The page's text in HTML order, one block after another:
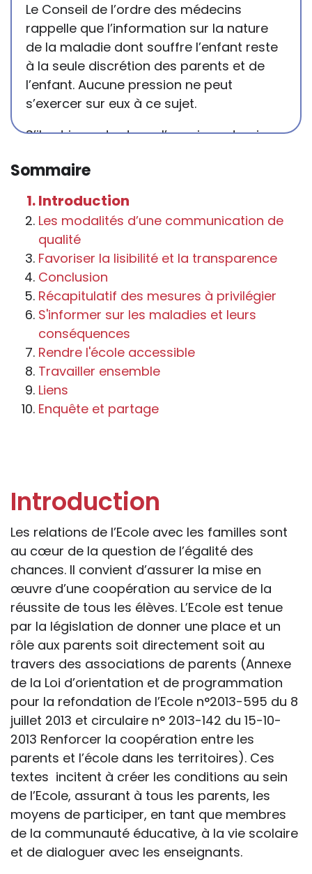
Introduction
Les relations de l’Ecole avec les familles sont
au cœur de la question de l’égalité des
chances. Il convient d’assurer la mise en
œuvre d’une coopération au service de la
réussite de tous les élèves. L’Ecole est tenue
par la législation de donner une place et un
rôle aux parents soit directement soit au
travers des associations de parents (Annexe
de la Loi d’orientation et de programmation
pour la refondation de l’Ecole n°2013-595 du 8
juillet 2013 et circulaire n° 2013-142 du 15-10-
2013 Renforcer la coopération entre les
parents et l’école dans les territoires). Ces
textes incitent à créer les conditions au sein
de l’Ecole, assurant à tous les parents, les
moyens de participer, en tant que membres
de la communauté éducative, à la vie scolaire
et de dialoguer avec les enseignants.
Le Conseil de l’ordre des médecins
rappelle que l’information sur la nature
de la maladie dont souffre l’enfant reste
à la seule discrétion des parents et de
l’enfant. Aucune pression ne peut
s’exercer sur eux à ce sujet.
S’il est important que l’enseignant puisse
conséquences de la maladie ou du
handicap sur les apprentissages, cela ne
passe pas forcément pas l’exposé du
diagnostic en tant que tel.
Cette information doit être adaptée par
chacun, dans le respect de l’individu en
particulier, enfant et adulte, et prendre en
compte la variabilité d’une même
maladie ou handicap selon chaque
enfant.
La consultation d’informations sur un site
web n’exonère personne de ses
professionnelle le feront sous leur seule
les paramètres spécifiques d’une
situation particulière pour prendre leurs
décisions, ce qui ne peut être le cas des
rédacteurs des fiches, qui sont
évidemment dans l’impossibilité de les
apprécier in abstracto.
Sommaire
Introduction
Les modalités d’une communication de
qualité
Favoriser la lisibilité et la transparence
Conclusion
Récapitulatif des mesures à privilégier
S'informer sur les maladies et leurs
conséquences
Rendre l'école accessible
Travailler ensemble
Liens
Enquête et partage